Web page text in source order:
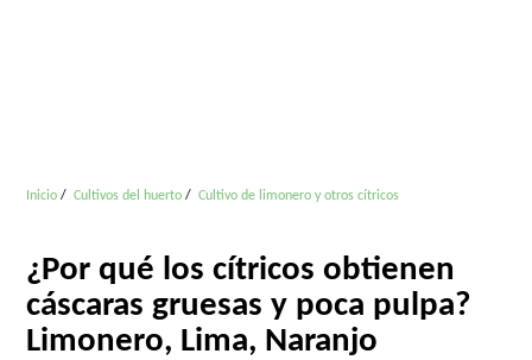
Inicio Cultivos del huerto Cultivo de limonero y otros cítricos
¿Por qué los cítricos obtienen
cáscaras gruesas y poca pulpa?
Limonero, Lima, Naranjo